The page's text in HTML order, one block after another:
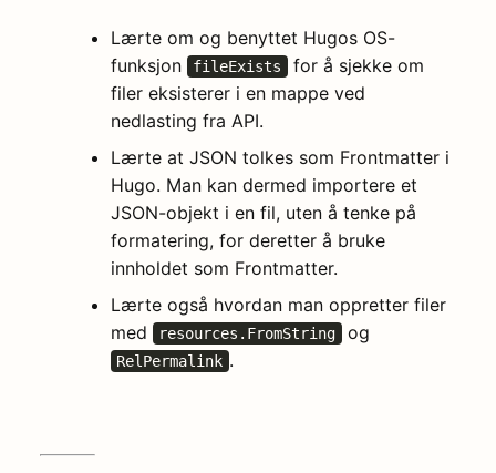
Lærte om og benyttet Hugos OS-
funksjon
fileExists
for å sjekke om
filer eksisterer i en mappe ved
nedlasting fra API.
Lærte at JSON tolkes som Frontmatter i
Hugo. Man kan dermed importere et
JSON-objekt i en fil, uten å tenke på
formatering, for deretter å bruke
innholdet som Frontmatter.
Lærte også hvordan man oppretter filer
med
resources.FromString og
RelPermalink .